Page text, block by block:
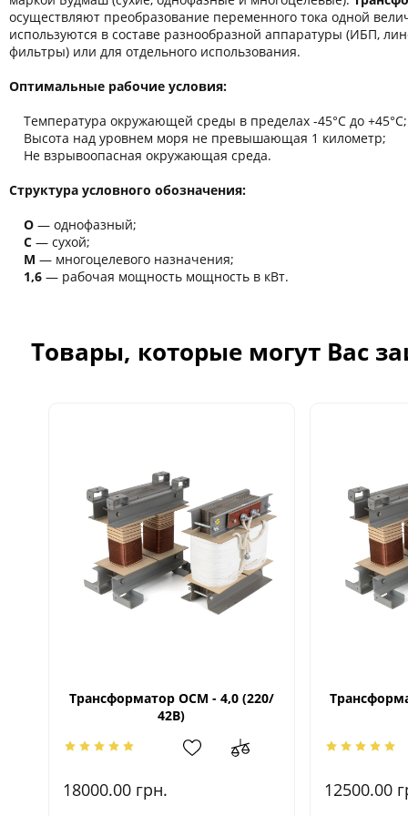
осуществляют преобразование переменного тока одной
используются в составе разнообразной аппаратуры (ИБП,
фильтры) или для отдельного использования.
Оптимальные рабочие условия:
Температура окружающей среды в пределах -45°C до +45°C;
Высота над уровнем моря не превышающая 1 километр;
Не взрывоопасная окружающая среда.
Структура условного обозначения:
О ― однофазный;
С ― сухой;
М ― многоцелевого назначения;
1,6 ― рабочая мощность мощность в кВт.
Товары, которые могут Вас
Трансформатор ОСМ - 4,0 (220/
42В)
18000.00 грн. 12500.00